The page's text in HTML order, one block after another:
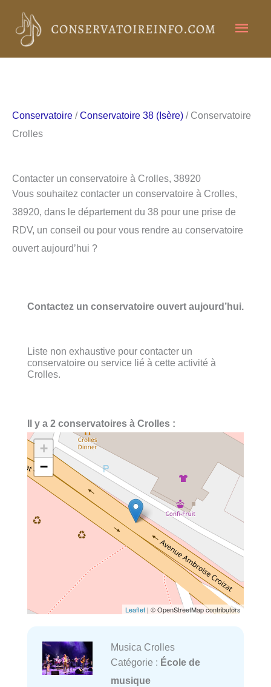
contenu
Conservatoire /Conservatoire 38 (Isère) / Conservatoire
Crolles
Contacter un conservatoire à Crolles, 38920
Vous souhaitez contacter un conservatoire à Crolles,
38920, dans le département du 38 pour une prise de
RDV, un conseil ou pour vous rendre au conservatoire
ouvert aujourd’hui ?
Contactez un conservatoire ouvert aujourd’hui.
Liste non exhaustive pour contacter un
conservatoire ou service lié à cette activité à
Crolles.
Il y a 2 conservatoires à Crolles :
+
−
Leaflet | © OpenStreetMap contributors
Musica Crolles
Catégorie : École de
musique